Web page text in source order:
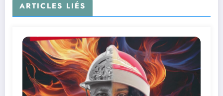
ARTICLES LIÉS